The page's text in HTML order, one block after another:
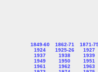
1849-60 1862-71
1871-
1924
1925-26
1927
1937
1938
1939
1949
1950
1951
1961
1962
1963